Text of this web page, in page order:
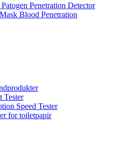
Penetration Detector
Blood Penetration
Tester
Speed ​​Tester
for toiletpapir